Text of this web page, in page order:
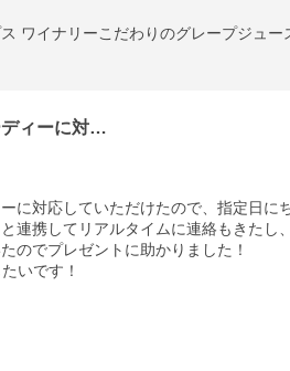
ワイナリーこだわりのグレープジュ
ディーに対…
に対応していただけたので、指定日に
連携してリアルタイムに連絡もきたし
のでプレゼントに助かりました！
いです！